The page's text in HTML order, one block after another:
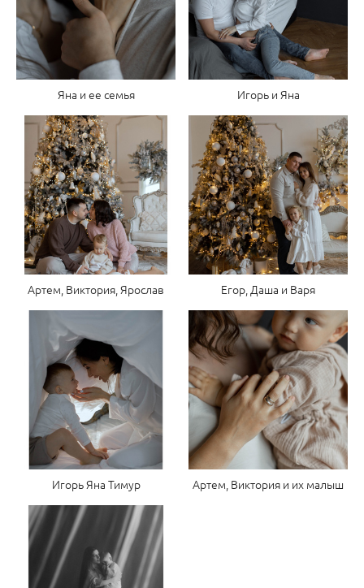
Яна и ее семья Игорь и Яна
Артем, Виктория, Ярослав Егор, Даша и Варя
Игорь Яна Тимур Артем, Виктория и их малыш